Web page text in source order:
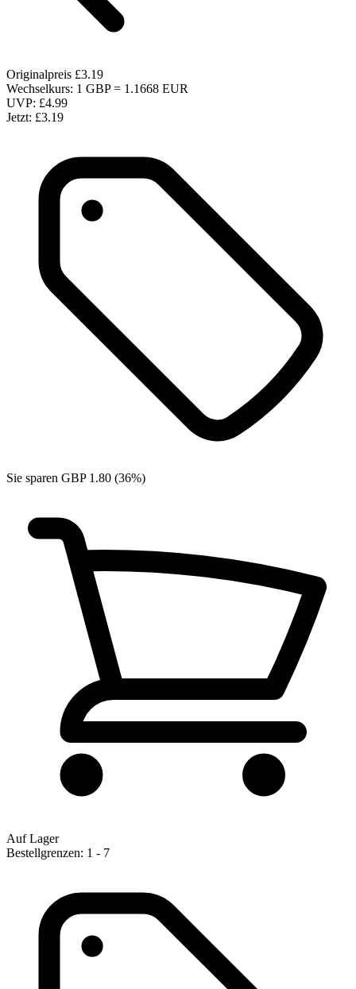
Originalpreis £3.19
Wechselkurs: 1 GBP = 1.1668 EUR
UVP: £4.99
Jetzt: £3.19
Sie sparen GBP 1.80 (36%)
Auf Lager
Bestellgrenzen: 1 - 7